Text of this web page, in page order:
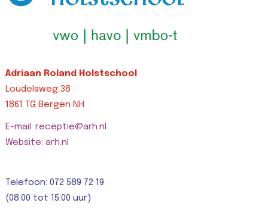
Adriaan Roland Holstschool
Loudelsweg 38
1861 TG Bergen NH
E-mail: receptie@arh.nl
Website: arh.nl
Telefoon: 072 589 72 19
(08:00 tot 15:00 uur)